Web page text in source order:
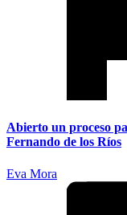
Abierto un proceso
Fernando de los Ríos
Eva Mora